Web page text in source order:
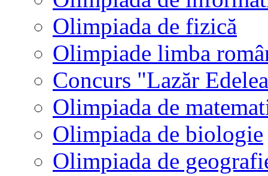
Olimpiada de fizică
Olimpiade limba
Concurs "Lazăr
Olimpiada de
Olimpiada de biologie
Olimpiada de